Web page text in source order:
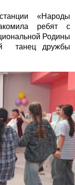
«Народы
ребят с
Родины
танец дружбы